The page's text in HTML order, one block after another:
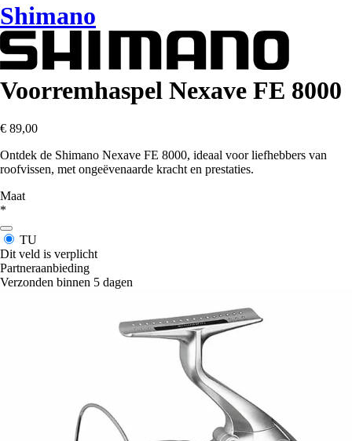
Shimano
Voorremhaspel Nexave FE 8000
€ 89,00
Ontdek de Shimano Nexave FE 8000, ideaal voor liefhebbers van
roofvissen, met ongeëvenaarde kracht en prestaties.
Maat
*
TU
Dit veld is verplicht
Partneraanbieding
Verzonden binnen 5 dagen